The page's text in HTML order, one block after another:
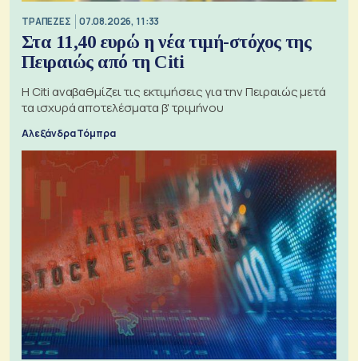
ΤΡΑΠΕΖΕΣ 07.08.2026, 11:33
Στα 11,40 ευρώ η νέα τιμή-στόχος της
Πειραιώς από τη Citi
Η Citi αναβαθμίζει τις εκτιμήσεις για την Πειραιώς μετά
τα ισχυρά αποτελέσματα β' τριμήνου
Αλεξάνδρα Τόμπρα